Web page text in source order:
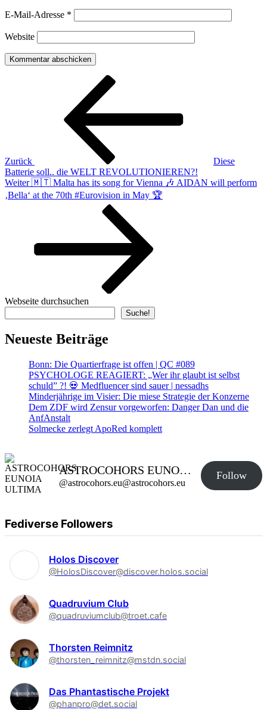
E-Mail-Adresse *
Website
Beitragsnavigation
Zurück
Diese
Batterie soll.. die WELT REVOLUTIONIEREN?!
Nächster
Beitrag
Weiter 🇲🇹 Malta has its song for Vienna 🎶 AIDAN will perform
‚Bella‘ at the 70th #Eurovision in May 🏆
Webseite durchsuchen
Suche!
Neueste Beiträge
Bonn: Die Quartierfrage ist offen | QC #089
PSYCHOLOGE REAGIERT: „Wer ihr glaubt ist selbst
schuld” ?! 💀 Medfluencer sind sauer | nessadhs
Minderjährige im Visier: Die miese Strategie der Konzerne
Dem ZDF wird Zensur vorgeworfen: Danger Dan und die
AnfAnstalt
Solmecke zerlegt ApoRed komplett
ASTROCOHORS EUNOIA ULTIMA
@astrocohors.eu@astrocohors.eu
Follow
Fediverse Followers
Holos Discover
@HolosDiscover@discover.holos.social
Quadruvium Club
@quadruviumclub@troet.cafe
Thorsten Reimnitz
@thorsten_reimnitz@mstdn.social
Das Phantastische Projekt
@phanpro@det.social